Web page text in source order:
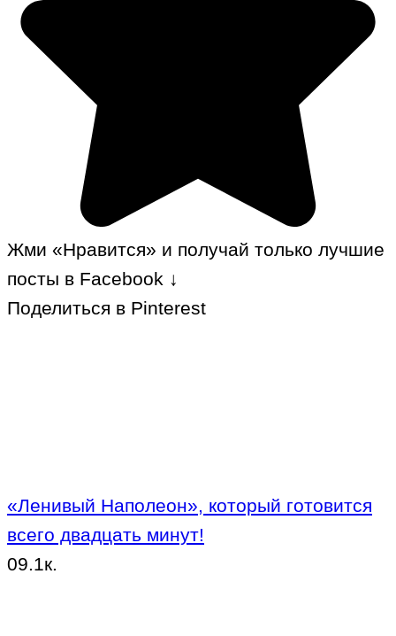
Жми «Нравится» и получай только лучшие
посты в Facebook ↓
Поделиться в Pinterest
«Ленивый Наполеон», который готовится
всего двадцать минут!
09.1к.